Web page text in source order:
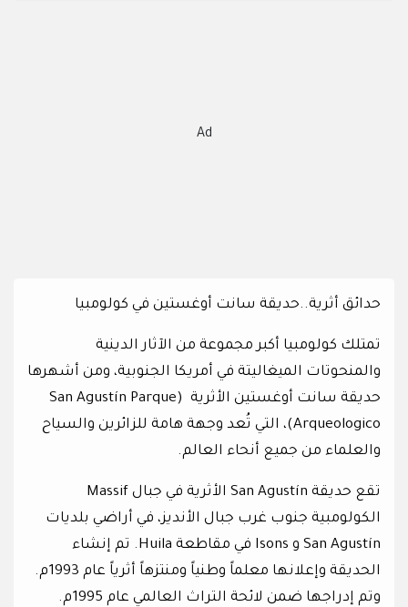
Ad
حدائق أثرية..حديقة سانت أوغستين في كولومبيا
تمتلك كولومبيا أكبر مجموعة من الآثار الدينية
والمنحوتات الميغاليتة في أمريكا الجنوبية، ومن أشهرها
حديقة سانت أوغستين الأثرية (San Agustín Parque
Arqueologico)، التي تُعد وجهة هامة للزائرين والسياح
والعلماء من جميع أنحاء العالم.
تقع حديقة San Agustín الأثرية في جبال Massif
الكولومبية جنوب غرب جبال الأنديز، في أراضي بلديات
San Agustín و Isons في مقاطعة Huila. تم إنشاء
الحديقة وإعلانها معلماً وطنياً ومنتزهاً أثرياً عام 1993م.
وتم إدراجها ضمن لائحة التراث العالمي عام 1995م.